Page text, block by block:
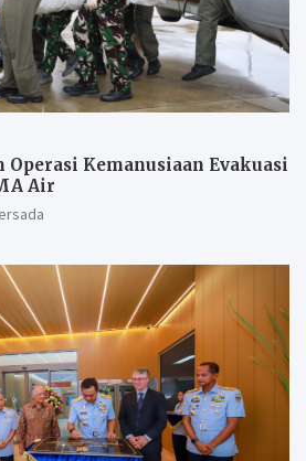
Operasi Kemanusiaan Evakuasi
Air